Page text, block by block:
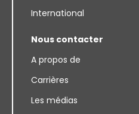
International
Nous contacter
A propos de
Carrières
Les médias